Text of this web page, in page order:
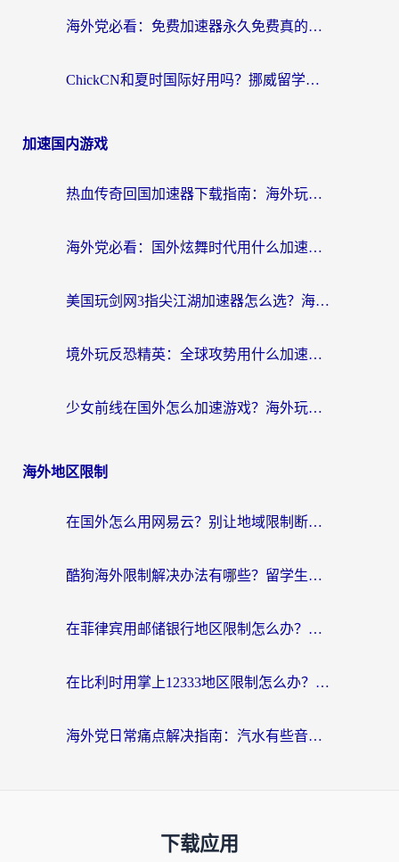
海外党必看：免费加速器永久免费真的存在吗？教你选对回国加速器无缝刷国内资源
ChickCN和夏时国际好用吗？挪威留学生亲测3款回国加速器，附穿梭和加速喵对比指南
加速国内游戏
热血传奇回国加速器下载指南：海外玩家如何流畅砍怪不卡顿？
海外党必看：国外炫舞时代用什么加速器比较好？解决延迟卡顿的终极方案
美国玩剑网3指尖江湖加速器怎么选？海外党亲测避坑指南
境外玩反恐精英：全球攻势用什么加速器？2026海外玩家亲测实用指南
少女前线在国外怎么加速游戏？海外玩家必看的国服游戏畅玩指南
海外地区限制
在国外怎么用网易云？别让地域限制断了你的中文歌单——附听书社交定位解决方案
酷狗海外限制解决办法有哪些？留学生亲测有效的回国加速指南
在菲律宾用邮储银行地区限制怎么办？海外华人必看的回国加速解决方案
在比利时用掌上12333地区限制怎么办？海外华人亲测有效的回国加速方案
海外党日常痛点解决指南：汽水有些音乐在国外无法播放怎么办？
下载应用